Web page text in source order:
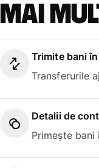
mai
Trimite bani
Transferurile
Detalii de
Primește bani